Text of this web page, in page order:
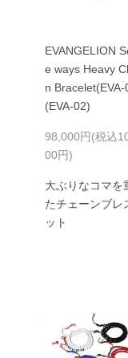
EVANGELION
e ways Heavy
n Bracelet(EVA-
(EVA-02)
98,000円(税込
00円)
大ぶりなコマを
たチェーンブレ
ット